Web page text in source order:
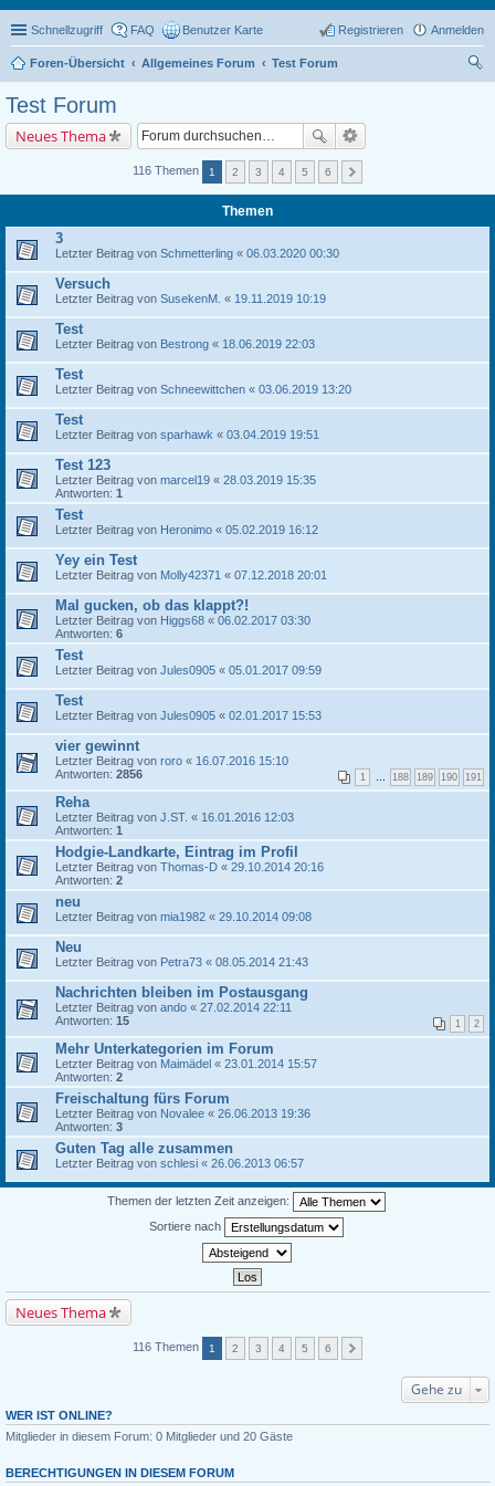
Schnellzugriff FAQ Benutzer Karte Anmelden
Registrieren
Foren-Übersicht Allgemeines Forum
Test Forum
Test Forum
Neues Thema
116 Themen 1 2 3 4 5 6
Themen
3
Letzter Beitrag von Schmetterling « 06.03.2020 00:30
Versuch
Letzter Beitrag von SusekenM. « 19.11.2019 10:19
Test
Letzter Beitrag von Bestrong « 18.06.2019 22:03
Test
Letzter Beitrag von Schneewittchen « 03.06.2019 13:20
Test
Letzter Beitrag von sparhawk « 03.04.2019 19:51
Test 123
Letzter Beitrag von marcel19 « 28.03.2019 15:35
Antworten: 1
Test
Letzter Beitrag von Heronimo « 05.02.2019 16:12
Yey ein Test
Letzter Beitrag von Molly42371 « 07.12.2018 20:01
Mal gucken, ob das klappt?!
Letzter Beitrag von Higgs68 « 06.02.2017 03:30
Antworten: 6
Test
Letzter Beitrag von Jules0905 « 05.01.2017 09:59
Test
Letzter Beitrag von Jules0905 « 02.01.2017 15:53
vier gewinnt
Letzter Beitrag von roro « 16.07.2016 15:10
Antworten: 2856 1 … 188 189 190 191
Reha
Letzter Beitrag von J.ST. « 16.01.2016 12:03
Antworten: 1
Hodgie-Landkarte, Eintrag im Profil
Letzter Beitrag von Thomas-D « 29.10.2014 20:16
Antworten: 2
neu
Letzter Beitrag von mia1982 « 29.10.2014 09:08
Neu
Letzter Beitrag von Petra73 « 08.05.2014 21:43
Nachrichten bleiben im Postausgang
Letzter Beitrag von ando « 27.02.2014 22:11
Antworten: 15 1 2
Mehr Unterkategorien im Forum
Letzter Beitrag von Maimädel « 23.01.2014 15:57
Antworten: 2
Freischaltung fürs Forum
Letzter Beitrag von Novalee « 26.06.2013 19:36
Antworten: 3
Guten Tag alle zusammen
Letzter Beitrag von schlesi « 26.06.2013 06:57
Themen der letzten Zeit anzeigen:
Sortiere nach
Neues Thema
116 Themen 1 2 3 4 5 6
Gehe zu
WER IST ONLINE?
Mitglieder in diesem Forum: 0 Mitglieder und 20 Gäste
BERECHTIGUNGEN IN DIESEM FORUM